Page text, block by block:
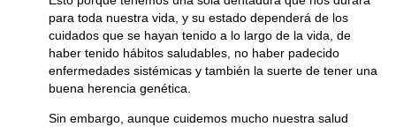
para toda nuestra vida, y su estado dependerá de los
cuidados que se hayan tenido a lo largo de la vida, de
haber tenido hábitos saludables, no haber padecido
enfermedades sistémicas y también la suerte de tener una
buena herencia genética.
Sin embargo, aunque cuidemos mucho nuestra salud